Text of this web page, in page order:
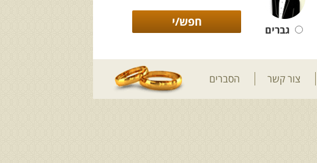
גברים
צור קשר הסברים